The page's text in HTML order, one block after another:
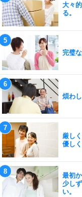
大々
る。
完璧
煩わ
厳し
優し
最初
少し
い。